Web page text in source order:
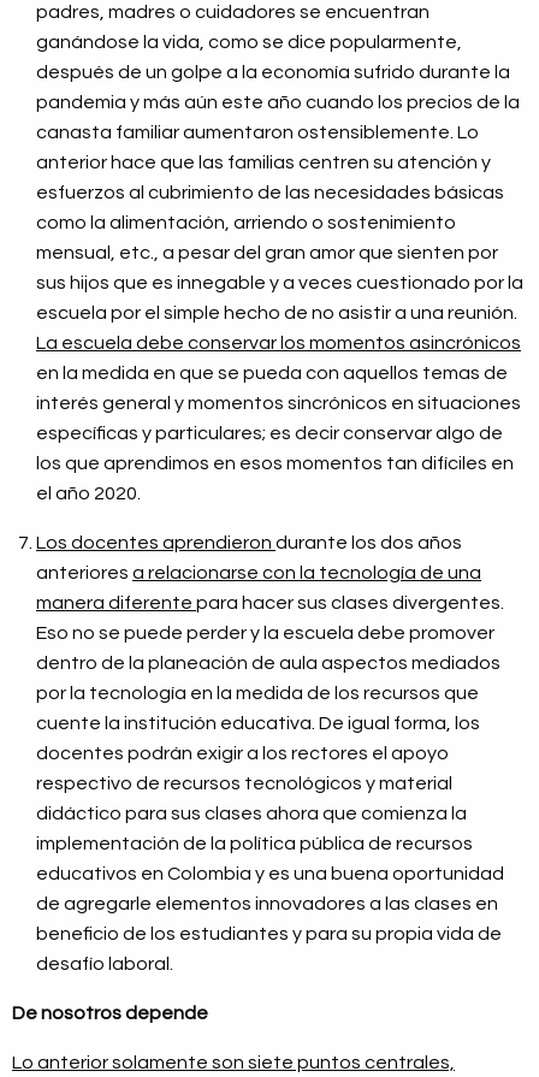
padres, madres o cuidadores se encuentran
ganándose la vida, como se dice popularmente,
después de un golpe a la economía sufrido durante la
pandemia y más aún este año cuando los precios de la
canasta familiar aumentaron ostensiblemente. Lo
anterior hace que las familias centren su atención y
esfuerzos al cubrimiento de las necesidades básicas
como la alimentación, arriendo o sostenimiento
mensual, etc., a pesar del gran amor que sienten por
sus hijos que es innegable y a veces cuestionado por la
escuela por el simple hecho de no asistir a una reunión.
La escuela debe conservar los momentos asincrónicos
en la medida en que se pueda con aquellos temas de
interés general y momentos sincrónicos en situaciones
específicas y particulares; es decir conservar algo de
los que aprendimos en esos momentos tan difíciles en
el año 2020.
Los docentes aprendieron durante los dos años
anteriores a relacionarse con la tecnología de una
manera diferente para hacer sus clases divergentes.
Eso no se puede perder y la escuela debe promover
dentro de la planeación de aula aspectos mediados
por la tecnología en la medida de los recursos que
cuente la institución educativa. De igual forma, los
docentes podrán exigir a los rectores el apoyo
respectivo de recursos tecnológicos y material
didáctico para sus clases ahora que comienza la
implementación de la política pública de recursos
educativos en Colombia y es una buena oportunidad
de agregarle elementos innovadores a las clases en
beneficio de los estudiantes y para su propia vida de
desafío laboral.
De nosotros depende
Lo anterior solamente son siete puntos centrales,